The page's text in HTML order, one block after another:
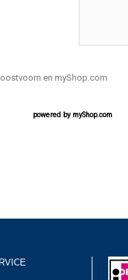
en myShop.com
powered by myShop.com